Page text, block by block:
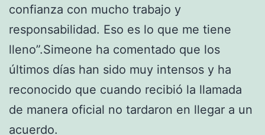
confianza con mucho trabajo y
responsabilidad. Eso es lo que me tiene
lleno”.Simeone ha comentado que los
últimos días han sido muy intensos y ha
reconocido que cuando recibió la llamada
de manera oficial no tardaron en llegar a un
acuerdo.